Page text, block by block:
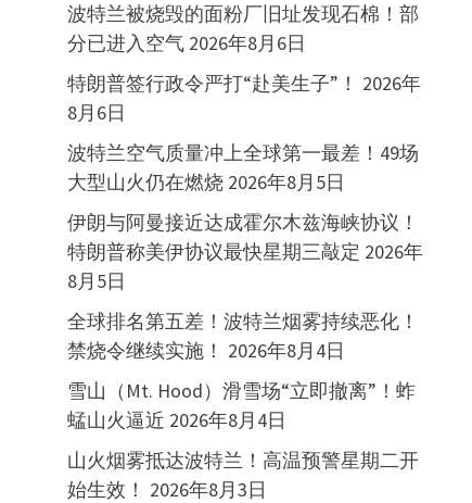
波特兰被烧毁的面粉厂旧址发现石棉！部
分已进入空气 2026年8月6日
特朗普签行政令严打“赴美生子”！ 2026年
8月6日
波特兰空气质量冲上全球第一最差！49场
大型山火仍在燃烧 2026年8月5日
伊朗与阿曼接近达成霍尔木兹海峡协议！
特朗普称美伊协议最快星期三敲定 2026年
8月5日
全球排名第五差！波特兰烟雾持续恶化！
禁烧令继续实施！ 2026年8月4日
雪山（Mt. Hood）滑雪场“立即撤离”！蚱
蜢山火逼近 2026年8月4日
山火烟雾抵达波特兰！高温预警星期二开
始生效！ 2026年8月3日